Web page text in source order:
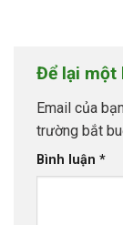
Để lại một
Email của
trường bắt
Bình luận *